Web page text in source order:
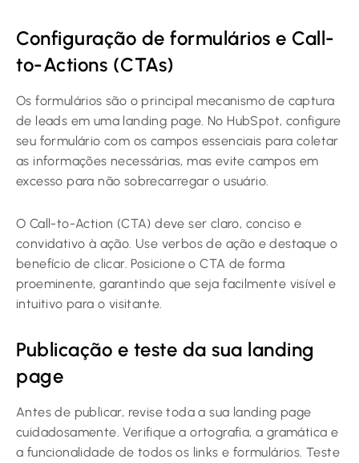
Configuração de formulários e Call-
to-Actions (CTAs)
Os formulários são o principal mecanismo de captura
de leads em uma landing page. No HubSpot, configure
seu formulário com os campos essenciais para coletar
as informações necessárias, mas evite campos em
excesso para não sobrecarregar o usuário.
O Call-to-Action (CTA) deve ser claro, conciso e
convidativo à ação. Use verbos de ação e destaque o
benefício de clicar. Posicione o CTA de forma
proeminente, garantindo que seja facilmente visível e
intuitivo para o visitante.
Publicação e teste da sua landing
page
Antes de publicar, revise toda a sua landing page
cuidadosamente. Verifique a ortografia, a gramática e
a funcionalidade de todos os links e formulários. Teste